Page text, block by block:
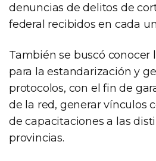
denuncias de delitos de
federal recibidos en cada
También se buscó conocer
para la estandarización y
protocolos, con el fin de
de la red, generar vínculos
de capacitaciones a las
provincias.